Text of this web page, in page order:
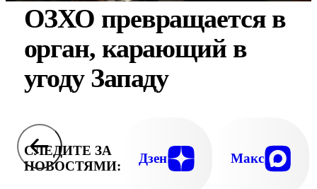
ОЗХО превращается в
орган, карающий в
угоду Западу
СЛЕДИТЕ ЗА
НОВОСТЯМИ:
Дзен Макс